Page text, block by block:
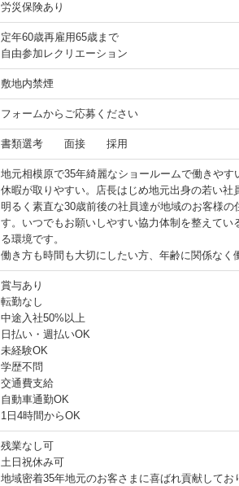
労災保険あり
定年60歳再雇用65歳まで
自由参加レクリエーション
敷地内禁煙
フォームからご応募ください
書類選考 面接 採用
地元相模原で35年綺麗なショールームで働きや
休暇が取りやすい。店長はじめ地元出身の若い
明るく素直な30歳前後の社員達が地域のお客様
す。いつでもお願いしやすい協力体制を整えて
る環境です。
働き方も時間も大切にしたい方、年齢に関係なく
賞与あり
転勤なし
中途入社50%以上
日払い・週払いOK
未経験OK
学歴不問
交通費支給
自動車通勤OK
1日4時間からOK
残業なし可
土日祝休み可
地域密着35年地元のお客さまに喜ばれ貢献してお